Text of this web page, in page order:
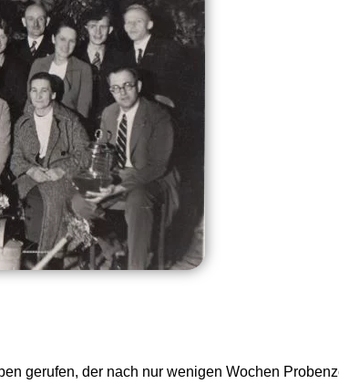
gerufen, der nach nur wenigen Wochen